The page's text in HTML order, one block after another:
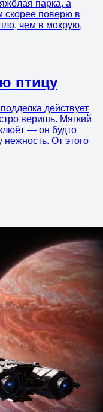
парка, а
скорее поверю в
чем в мокрую,
птицу
действует
веришь. Мягкий
— он будто
От этого